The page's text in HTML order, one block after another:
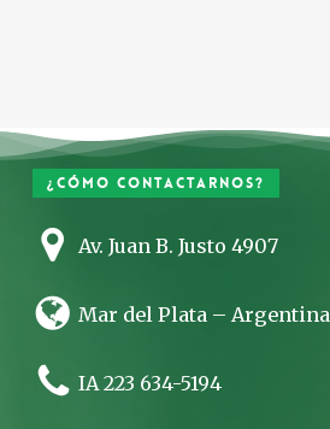
¿Cómo contactarnos?
Av. Juan B. Justo 4907
Mar del Plata – Argentina
IA 223 634-5194